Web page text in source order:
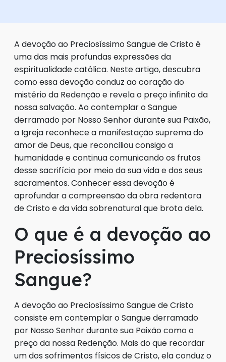
A devoção ao Preciosíssimo Sangue de Cristo é
uma das mais profundas expressões da
espiritualidade católica. Neste artigo, descubra
como essa devoção conduz ao coração do
mistério da Redenção e revela o preço infinito da
nossa salvação. Ao contemplar o Sangue
derramado por Nosso Senhor durante sua Paixão,
a Igreja reconhece a manifestação suprema do
amor de Deus, que reconciliou consigo a
humanidade e continua comunicando os frutos
desse sacrifício por meio da sua vida e dos seus
sacramentos. Conhecer essa devoção é
aprofundar a compreensão da obra redentora
de Cristo e da vida sobrenatural que brota dela.
O que é a devoção ao
Preciosíssimo
Sangue?
A devoção ao Preciosíssimo Sangue de Cristo
consiste em contemplar o Sangue derramado
por Nosso Senhor durante sua Paixão como o
preço da nossa Redenção. Mais do que recordar
um dos sofrimentos físicos de Cristo, ela conduz o